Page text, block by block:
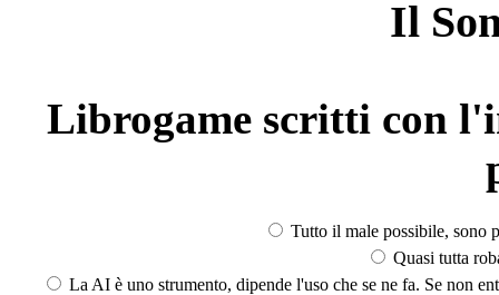
Il
Librogame scritti con
Tutto il male possibile, sono
Quasi tutta
La AI è uno strumento, dipende l'uso che se ne fa. Se non